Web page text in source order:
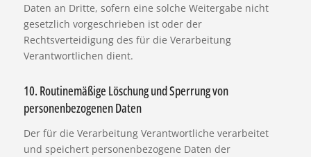
Daten an Dritte, sofern eine solche Weitergabe nicht
gesetzlich vorgeschrieben ist oder der
Rechtsverteidigung des für die Verarbeitung
Verantwortlichen dient.
10. Routinemäßige Löschung und Sperrung von
personenbezogenen Daten
Der für die Verarbeitung Verantwortliche verarbeitet
und speichert personenbezogene Daten der